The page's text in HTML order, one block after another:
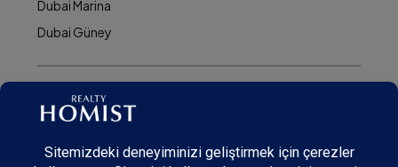
Dubai Marina
Dubai Güney
© Realty Homist - All rights reserved. 2026